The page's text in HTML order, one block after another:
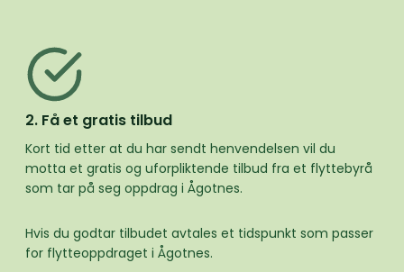
2. Få et gratis tilbud
Kort tid etter at du har sendt henvendelsen vil du
motta et gratis og uforpliktende tilbud fra et flyttebyrå
som tar på seg oppdrag i Ågotnes.
Hvis du godtar tilbudet avtales et tidspunkt som passer
for flytteoppdraget i Ågotnes.